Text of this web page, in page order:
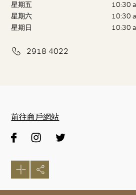
星期五
10:30
星期六
10:30
星期日
10:30
2918 4022
前往商戶網站